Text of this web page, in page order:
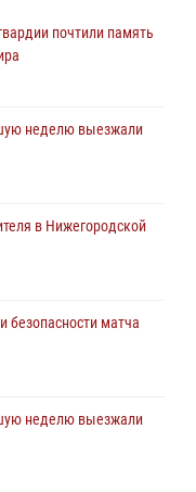
почтили память
неделю выезжали
в Нижегородской
безопасности матча
неделю выезжали